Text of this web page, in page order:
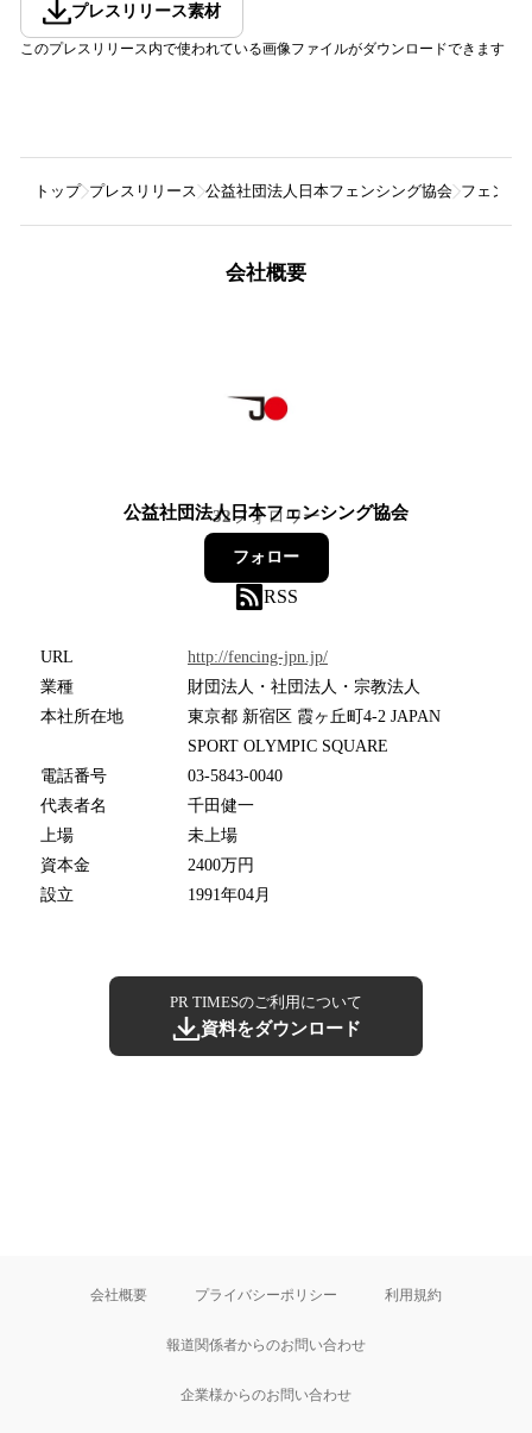
プレスリリース素材
このプレスリリース内で使われている画像ファイルがダウンロードできます
トップ プレスリリース 公益社団法人日本フェンシング協会 フェンシ
会社概要
公益社団法人日本フェンシング協会
32フォロワー
フォロー
RSS
URL
http://fencing-jpn.jp/
業種
財団法人・社団法人・宗教法人
本社所在地
東京都 新宿区 霞ヶ丘町4-2 JAPAN
SPORT OLYMPIC SQUARE
電話番号
03-5843-0040
代表者名
千田健一
上場
未上場
資本金
2400万円
設立
1991年04月
PR TIMESのご利用について
資料をダウンロード
会社概要 プライバシーポリシー 利用規約
報道関係者からのお問い合わせ
企業様からのお問い合わせ